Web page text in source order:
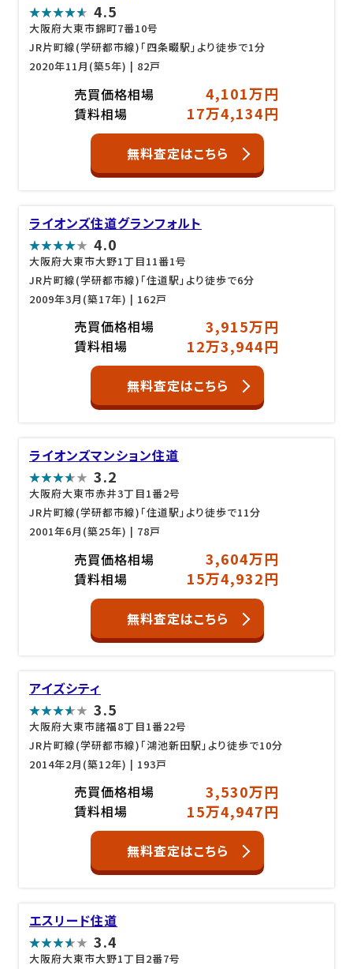
4.5
大阪府大東市錦町7番10号
JR片町線(学研都市線)「四条畷駅」より徒歩で1分
2020年11月(築5年) | 82戸
売買価格相場 4,101万円
賃料相場 17万4,134円
無料査定はこちら
ライオンズ住道グランフォルト
4.0
大阪府大東市大野1丁目11番1号
JR片町線(学研都市線)「住道駅」より徒歩で6分
2009年3月(築17年) | 162戸
売買価格相場 3,915万円
賃料相場 12万3,944円
無料査定はこちら
ライオンズマンション住道
3.2
大阪府大東市赤井3丁目1番2号
JR片町線(学研都市線)「住道駅」より徒歩で11分
2001年6月(築25年) | 78戸
売買価格相場 3,604万円
賃料相場 15万4,932円
無料査定はこちら
アイズシティ
3.5
大阪府大東市諸福8丁目1番22号
JR片町線(学研都市線)「鴻池新田駅」より徒歩で10分
2014年2月(築12年) | 193戸
売買価格相場 3,530万円
賃料相場 15万4,947円
無料査定はこちら
エスリード住道
3.4
大阪府大東市大野1丁目2番7号